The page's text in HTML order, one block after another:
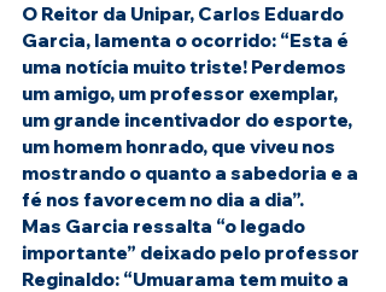
O Reitor da Unipar, Carlos Eduardo
Garcia, lamenta o ocorrido: “Esta é
uma notícia muito triste! Perdemos
um amigo, um professor exemplar,
um grande incentivador do esporte,
um homem honrado, que viveu nos
mostrando o quanto a sabedoria e a
fé nos favorecem no dia a dia”.
Mas Garcia ressalta “o legado
importante” deixado pelo professor
Reginaldo: “Umuarama tem muito a